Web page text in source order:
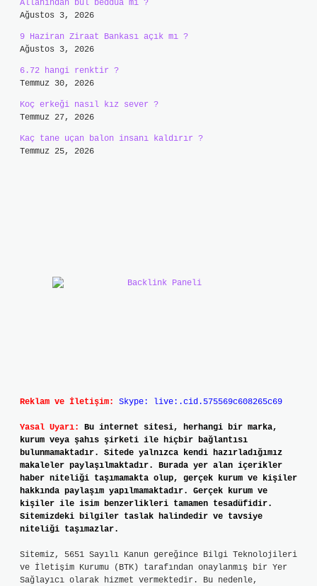
Allahından bul beddua mı ?
Ağustos 3, 2026
9 Haziran Ziraat Bankası açık mı ?
Ağustos 3, 2026
6.72 hangi renktir ?
Temmuz 30, 2026
Koç erkeği nasıl kız sever ?
Temmuz 27, 2026
Kaç tane uçan balon insanı kaldırır ?
Temmuz 25, 2026
Reklam ve İletişim: Skype: live:.cid.575569c608265c69
Yasal Uyarı:
Bu internet sitesi, herhangi bir marka,
kurum veya şahıs şirketi ile hiçbir bağlantısı
bulunmamaktadır. Sitede yalnızca kendi hazırladığımız
makaleler paylaşılmaktadır. Burada yer alan içerikler
haber niteliği taşımamakta olup, gerçek kurum ve kişiler
hakkında paylaşım yapılmamaktadır. Gerçek kurum ve
kişiler ile isim benzerlikleri tamamen tesadüfidir.
Sitemizdeki bilgiler taslak halindedir ve tavsiye
niteliği taşımazlar.
Sitemiz, 5651 Sayılı Kanun gereğince Bilgi Teknolojileri
ve İletişim Kurumu (BTK) tarafından onaylanmış bir Yer
Sağlayıcı olarak hizmet vermektedir. Bu nedenle,